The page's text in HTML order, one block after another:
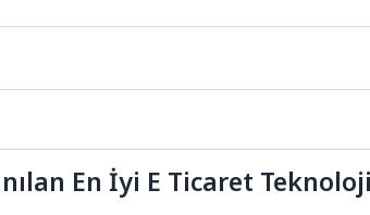
En İyi E Ticaret